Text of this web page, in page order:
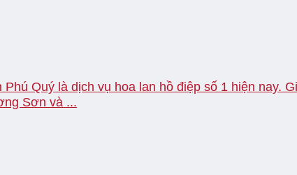
Quý là dịch vụ hoa lan hồ điệp số 1 hiện nay.
Sơn và ...